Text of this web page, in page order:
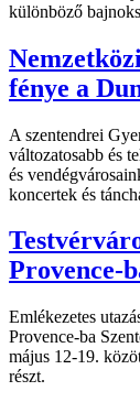
különböző
fénye a
A szentendrei
változatosabb és
és
koncertek és
Provence-
Emlékezetes
Provence-ba
május 12-19.
részt.